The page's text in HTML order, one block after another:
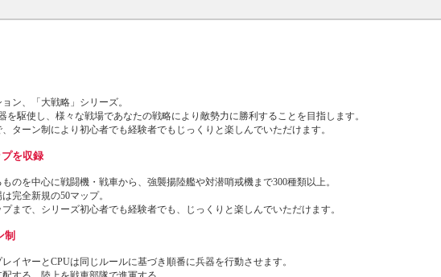
ン、「大戦略」シリーズ。
駆使し、様々な戦場であなたの戦略により敵勢力に勝利することを目指します。
ターン制により初心者でも経験者でもじっくりと楽しんでいただけます。
を収録
のを中心に戦闘機・戦車から、強襲揚陸艦や対潜哨戒機まで300種類以上。
完全新規の50マップ。
まで、シリーズ初心者でも経験者でも、じっくりと楽しんでいただけます。
制
イヤーとCPUは同じルールに基づき順番に兵器を行動させます。